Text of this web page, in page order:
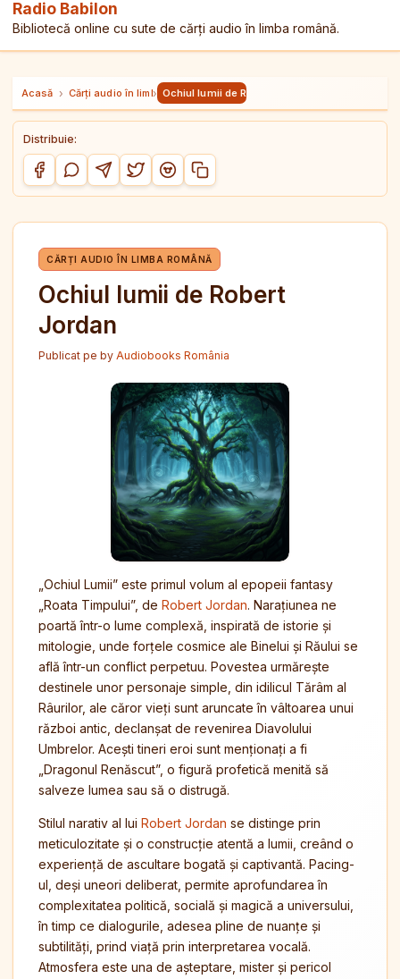
Radio Babilon
Bibliotecă online cu sute de cărți audio în limba română.
Acasă › Cărți audio în limba română
› Ochiul lumii de Robert Jordan
Distribuie:
Distribuie pe Facebook
Distribuie pe WhatsApp
Distribuie pe Telegram
Distribuie pe Twitter/X
Distribuie pe Reddit
Copiază link-ul
CĂRȚI AUDIO ÎN LIMBA ROMÂNĂ
Ochiul lumii de Robert
Jordan
Publicat pe by Audiobooks România
„Ochiul Lumii” este primul volum al epopeii fantasy
„Roata Timpului”, de Robert Jordan. Narațiunea ne
poartă într-o lume complexă, inspirată de istorie și
mitologie, unde forțele cosmice ale Binelui și Răului se
află într-un conflict perpetuu. Povestea urmărește
destinele unor personaje simple, din idilicul Tărâm al
Râurilor, ale căror vieți sunt aruncate în vâltoarea unui
război antic, declanșat de revenirea Diavolului
Umbrelor. Acești tineri eroi sunt menționați a fi
„Dragonul Renăscut”, o figură profetică menită să
salveze lumea sau să o distrugă.
Stilul narativ al lui Robert Jordan se distinge prin
meticulozitate și o construcție atentă a lumii, creând o
experiență de ascultare bogată și captivantă. Pacing-
ul, deși uneori deliberat, permite aprofundarea în
complexitatea politică, socială și magică a universului,
în timp ce dialogurile, adesea pline de nuanțe și
subtilități, prind viață prin interpretarea vocală.
Atmosfera este una de așteptare, mister și pericol